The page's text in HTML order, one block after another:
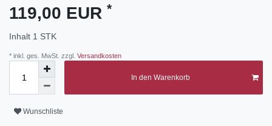
119,00 EUR *
Inhalt 1 STK
* inkl. ges. MwSt. zzgl. Versandkosten
In den Warenkorb
Wunschliste